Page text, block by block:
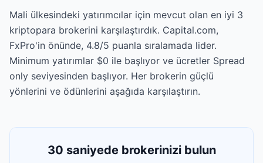
Mali ülkesindeki yatırımcılar için mevcut olan en iyi 3
kriptopara brokerini karşılaştırdık. Capital.com,
FxPro'in önünde, 4.8/5 puanla sıralamada lider.
Minimum yatırımlar $0 ile başlıyor ve ücretler Spread
only seviyesinden başlıyor. Her brokerin güçlü
yönlerini ve ödünlerini aşağıda karşılaştırın.
30 saniyede brokerinizi bulun